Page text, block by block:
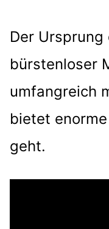
Der
bürstenloser
umfangreich
bietet
geht.